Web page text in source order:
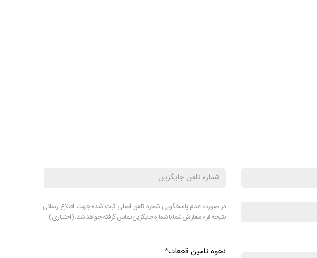
نحوه تامین قطعات
در صورت عدم پاسخگویی شماره تلفن اصلی ثبت شده جهت اطلاع رسانی
نتیجه فرم سفارش شما با شماره جایگزین تماس گرفته خواهد شد. (اختیاری)